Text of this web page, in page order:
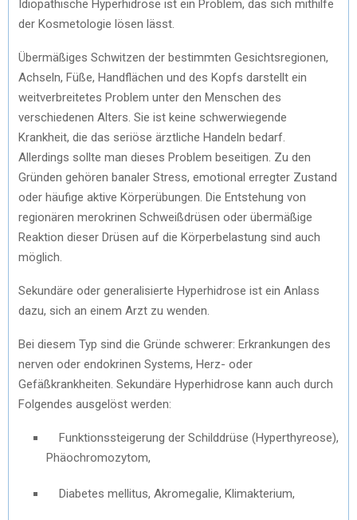
Idiopathische Hyperhidrose ist ein Problem, das sich mithilfe
der Kosmetologie lösen lässt.
Übermäßiges Schwitzen der bestimmten Gesichtsregionen,
Achseln, Füße, Handflächen und des Kopfs darstellt ein
weitverbreitetes Problem unter den Menschen des
verschiedenen Alters. Sie ist keine schwerwiegende
Krankheit, die das seriöse ärztliche Handeln bedarf.
Allerdings sollte man dieses Problem beseitigen. Zu den
Gründen gehören banaler Stress, emotional erregter Zustand
oder häufige aktive Körperübungen. Die Entstehung von
regionären merokrinen Schweißdrüsen oder übermäßige
Reaktion dieser Drüsen auf die Körperbelastung sind auch
möglich.
Sekundäre oder generalisierte Hyperhidrose ist ein Anlass
dazu, sich an einem Arzt zu wenden.
Bei diesem Typ sind die Gründe schwerer: Erkrankungen des
nerven oder endokrinen Systems, Herz- oder
Gefäßkrankheiten. Sekundäre Hyperhidrose kann auch durch
Folgendes ausgelöst werden:
Funktionssteigerung der Schilddrüse (Hyperthyreose),
Phäochromozytom,
Diabetes mellitus, Akromegalie, Klimakterium,